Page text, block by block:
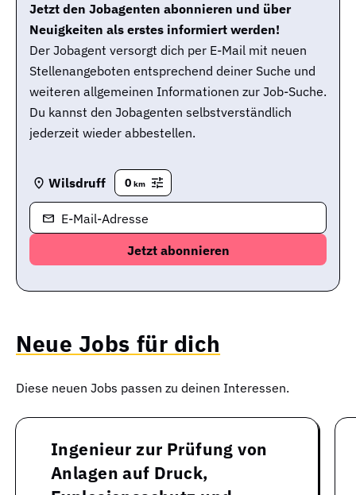
Jetzt den Jobagenten abonnieren und über
Neuigkeiten als erstes informiert werden!
Der Jobagent versorgt dich per E-Mail mit neuen
Stellenangeboten entsprechend deiner Suche und
weiteren allgemeinen Informationen zur Job-Suche.
Du kannst den Jobagenten selbstverständlich
jederzeit wieder abbestellen.
Wilsdruff 0 km
E-Mail-Adresse
Neue Jobs für dich
Diese neuen Jobs passen zu deinen Interessen.
Ingenieur zur Prüfung von
Anlagen auf Druck,